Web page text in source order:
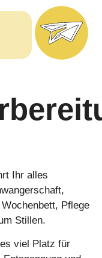
Ihr alles
Pflege
Stillen.
viel Platz für